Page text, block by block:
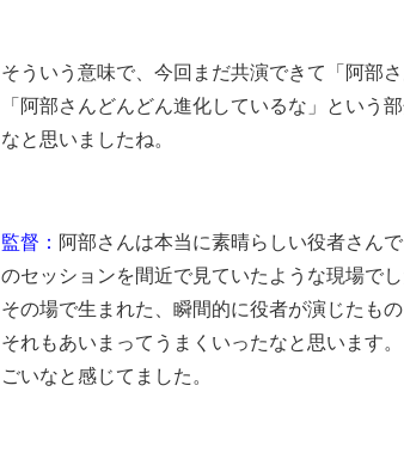
そういう意味で、今回まだ共演できて「阿部
「阿部さんどんどん進化しているな」という
なと思いましたね。
監督： 阿部さんは本当に素晴らしい役者さん
のセッションを間近で見ていたような現場で
その場で生まれた、瞬間的に役者が演じたも
それもあいまってうまくいったなと思います
ごいなと感じてました。